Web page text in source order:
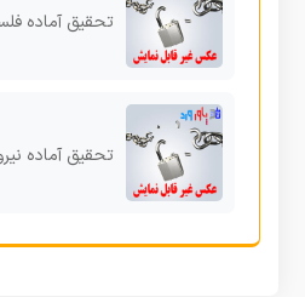
تحقیق آماده فلسفه چیست
تحقیق آماده